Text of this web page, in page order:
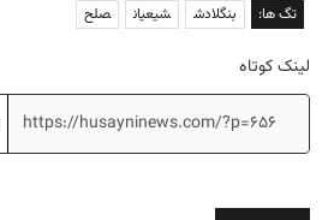
تگ ها: بنگلادش شیعیان صلح
لینک کوتاه